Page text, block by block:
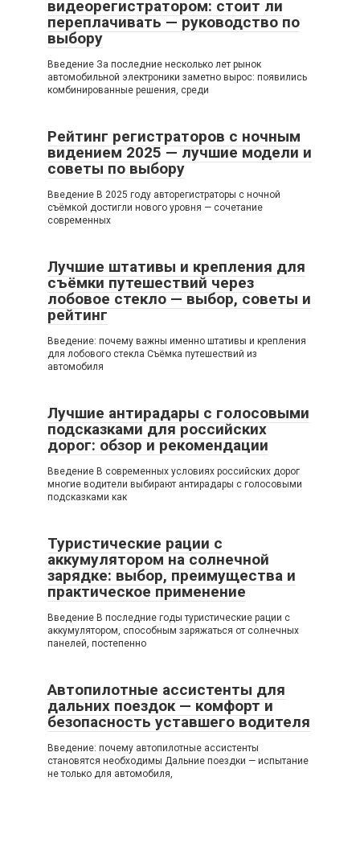
видеорегистратором: стоит ли
переплачивать — руководство по
выбору
Введение За последние несколько лет рынок
автомобильной электроники заметно вырос: появились
комбинированные решения, среди
Рейтинг регистраторов с ночным
видением 2025 — лучшие модели и
советы по выбору
Введение В 2025 году авторегистраторы с ночной
съёмкой достигли нового уровня — сочетание
современных
Лучшие штативы и крепления для
съёмки путешествий через
лобовое стекло — выбор, советы и
рейтинг
Введение: почему важны именно штативы и крепления
для лобового стекла Съёмка путешествий из
автомобиля
Лучшие антирадары с голосовыми
подсказками для российских
дорог: обзор и рекомендации
Введение В современных условиях российских дорог
многие водители выбирают антирадары с голосовыми
подсказками как
Туристические рации с
аккумулятором на солнечной
зарядке: выбор, преимущества и
практическое применение
Введение В последние годы туристические рации с
аккумулятором, способным заряжаться от солнечных
панелей, постепенно
Автопилотные ассистенты для
дальних поездок — комфорт и
безопасность уставшего водителя
Введение: почему автопилотные ассистенты
становятся необходимы Дальние поездки — испытание
не только для автомобиля,